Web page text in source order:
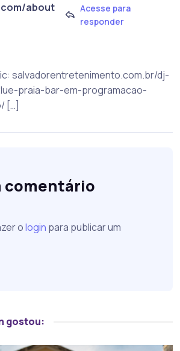
about
Acesse para
responder
salvadorentretenimento.com.br/dj-
praia-bar-em-programacao-
[…]
comentário
ologin para publicar um
gostou: